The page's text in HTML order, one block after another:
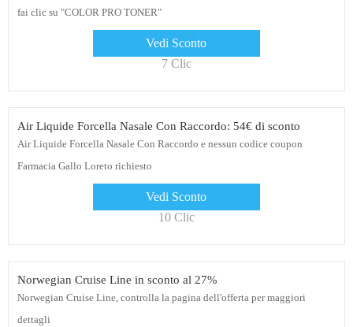
fai clic su "COLOR PRO TONER"
Vedi Sconto
7 Clic
Air Liquide Forcella Nasale Con Raccordo: 54€ di sconto
Air Liquide Forcella Nasale Con Raccordo e nessun codice coupon
Farmacia Gallo Loreto richiesto
Vedi Sconto
10 Clic
Norwegian Cruise Line in sconto al 27%
Norwegian Cruise Line, controlla la pagina dell'offerta per maggiori
dettagli